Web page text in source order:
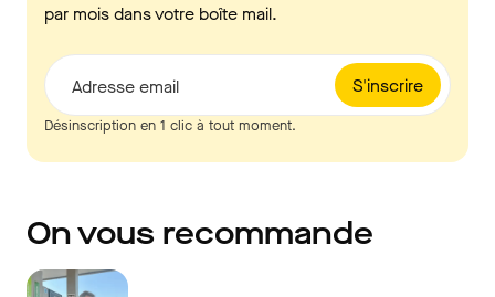
par mois dans votre boîte mail.
S'inscrire
Adresse email
Désinscription en 1 clic à tout moment.
On vous recommande